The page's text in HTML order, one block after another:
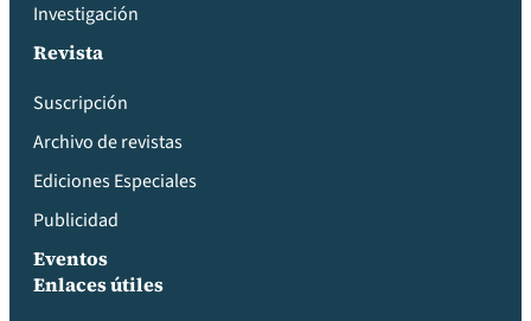
Investigación
Revista
Suscripción
Archivo de revistas
Ediciones Especiales
Publicidad
Eventos
Enlaces útiles